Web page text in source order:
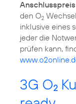
Anschlusspreis
den O2
inklusive eines
jeder die
prüfen kann,
3G O2